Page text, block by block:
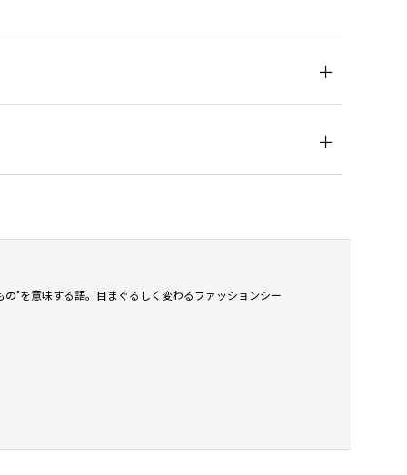
の"を意味する語。目まぐるしく変わるファッションシー